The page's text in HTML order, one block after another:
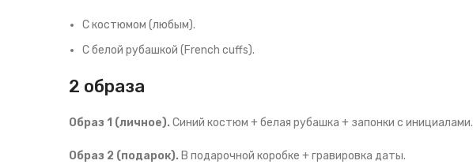
С костюмом (любым).
С белой рубашкой (French cuffs).
2 образа
Образ 1 (личное). Синий костюм + белая рубашка + запонки с инициалами.
Образ 2 (подарок). В подарочной коробке + гравировка даты.